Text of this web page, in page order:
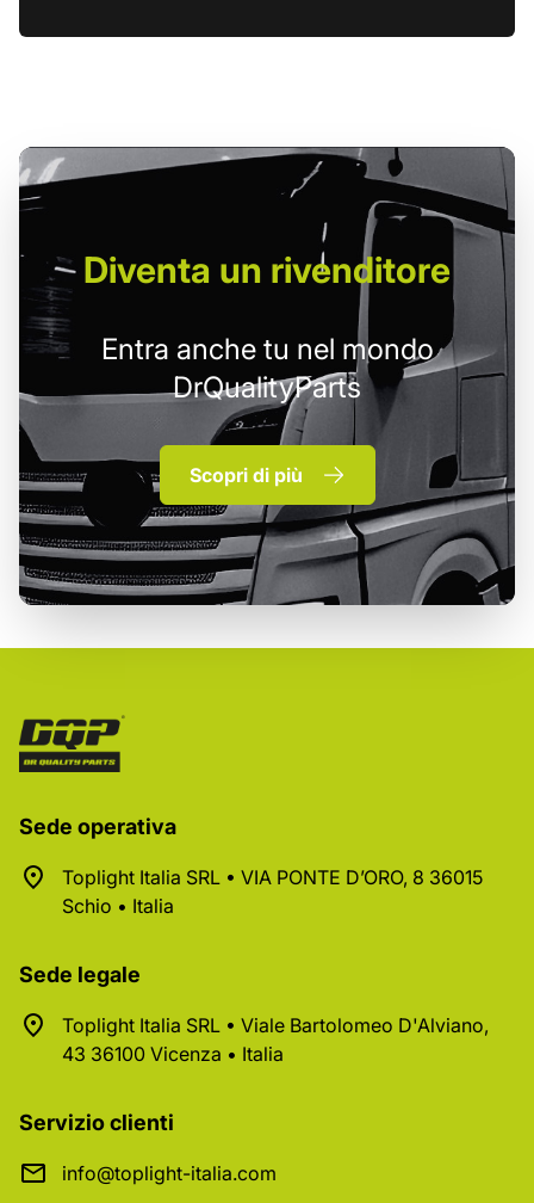
Diventa un rivenditore
Entra anche tu nel mondo
DrQualityParts
Scopri di più
Sede operativa
Toplight Italia SRL • VIA PONTE D’ORO, 8 36015
Schio • Italia
Sede legale
Toplight Italia SRL • Viale Bartolomeo D'Alviano,
43 36100 Vicenza • Italia
Servizio clienti
info@toplight-italia.com